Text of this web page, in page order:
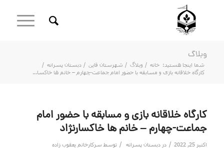
وبلاگ
شما اینجا هستید: خانه / وبلاگ / شهرستان قاین / دبستان پسرانه /
کارگاه خلاقانه بازی و مسابقه با حضور امام جماعت-چهارم – خانم ها خاکسا...
کارگاه خلاقانه بازی و مسابقه با حضور امام
جماعت-چهارم – خانم ها خاکسارنژاد
اکتبر 25, 2022 / در دبستان پسرانه / توسط سرکارخانم یعقوب زاده